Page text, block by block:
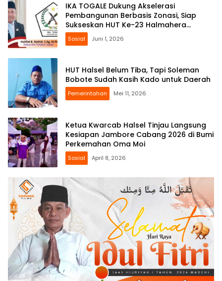
IKA TOGALE Dukung Akselerasi
Pembangunan Berbasis Zonasi, Siap
Sukseskan HUT Ke-23 Halmahera
Selatan
Sosial Juni 1, 2026
HUT Halsel Belum Tiba, Tapi Soleman
Bobote Sudah Kasih Kado untuk Daerah
Pemerintahan Mei 11, 2026
Ketua Kwarcab Halsel Tinjau Langsung
Kesiapan Jambore Cabang 2026 di Bumi
Perkemahan Oma Moi
Sosial April 8, 2026